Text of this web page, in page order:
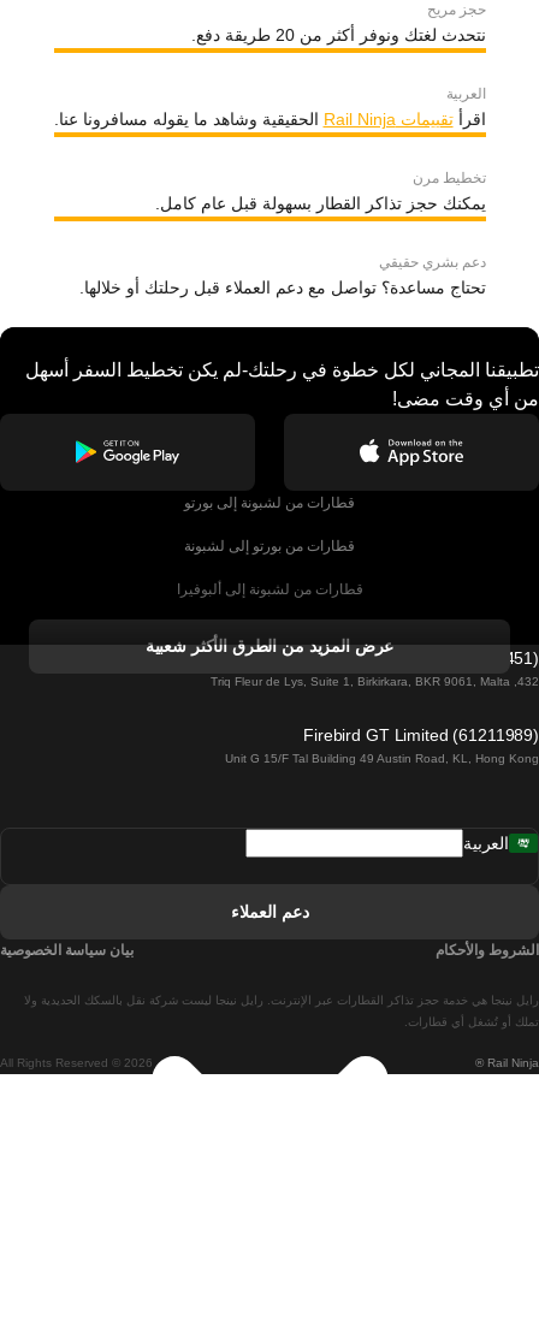
حجز مريح
نتحدث لغتك ونوفر أكثر من 20 طريقة دفع.
العربية
اقرأتقييمات Rail Ninja الحقيقية وشاهد ما يقوله مسافرونا عنا.
تخطيط مرن
يمكنك حجز تذاكر القطار بسهولة قبل عام كامل.
دعم بشري حقيقي
تحتاج مساعدة؟ تواصل مع دعم العملاء قبل رحلتك أو خلالها.
تطبيقنا المجاني لكل خطوة في رحلتك-لم يكن تخطيط السفر أسهل
من أي وقت مضى!
قطارات من لشبونة إلى بورتو
قطارات من بورتو إلى لشبونة
قطارات من لشبونة إلى ألبوفيرا
قطارات من ألبوفيرا إلى لشبونة
قطارات من لشبونة إلى لاغوس
قطارات من لشبونة إلى مدريد
قطارات من مدريد إلى برشلونة
عرض المزيد من الطرق الأكثر شعبية
Firebird GT Limited (OC 1451)
432, Triq Fleur de Lys, Suite 1, Birkirkara, BKR 9061, Malta
Firebird GT Limited (61211989)
Unit G 15/F Tal Building 49 Austin Road, KL, Hong Kong
Rail Ninja ®
All Rights Reserved © 2026
رايل نينجا هي خدمة حجز تذاكر القطارات عبر الإنترنت. رايل نينجا ليست شركة نقل بالسكك الحديدية ولا
تملك أو تُشغل أي قطارات.
العربية
دعم العملاء
الشروط والأحكام بيان سياسة الخصوصية